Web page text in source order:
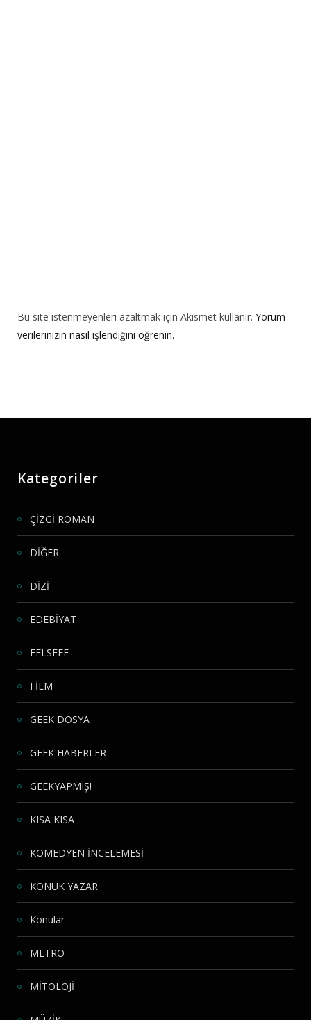
Bu site istenmeyenleri azaltmak için Akismet kullanır. Yorum
verilerinizin nasıl işlendiğini öğrenin.
Kategoriler
ÇİZGİ ROMAN
DİĞER
DİZİ
EDEBİYAT
FELSEFE
FİLM
GEEK DOSYA
GEEK HABERLER
GEEKYAPMIŞ!
KISA KISA
KOMEDYEN İNCELEMESİ
KONUK YAZAR
Konular
METRO
MİTOLOJİ